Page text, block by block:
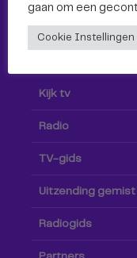
Kijk tv
Radio
TV-gids
Uitzending gemist
Radiogids
gaan om een
Cookie Instellingen